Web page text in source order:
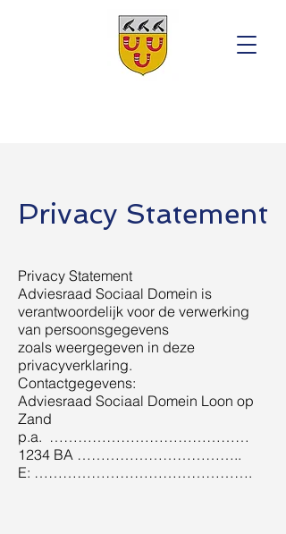
Privacy Statement
Privacy Statement
Adviesraad Sociaal Domein is
verantwoordelijk voor de verwerking
van persoonsgegevens
zoals weergegeven in deze
privacyverklaring.
Contactgegevens:
Adviesraad Sociaal Domein Loon op
Zand
p.a. ……………………………………
1234 BA ……………………………..
E: ……………………………………….